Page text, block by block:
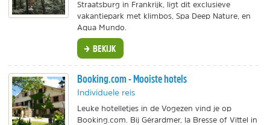
Straatsburg in Frankrijk, ligt dit exclusieve
vakantiepark met klimbos, Spa Deep Nature, en
Aqua Mundo.
BEKIJK
Booking.com - Mooiste hotels
Individuele reis
Leuke hotelletjes in de Vogezen vind je op
Booking.com. Bij Gérardmer, la Bresse of Vittel in